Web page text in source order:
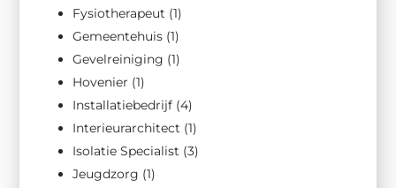
Fysiotherapeut (1)
Gemeentehuis (1)
Gevelreiniging (1)
Hovenier (1)
Installatiebedrijf (4)
Interieurarchitect (1)
Isolatie Specialist (3)
Jeugdzorg (1)